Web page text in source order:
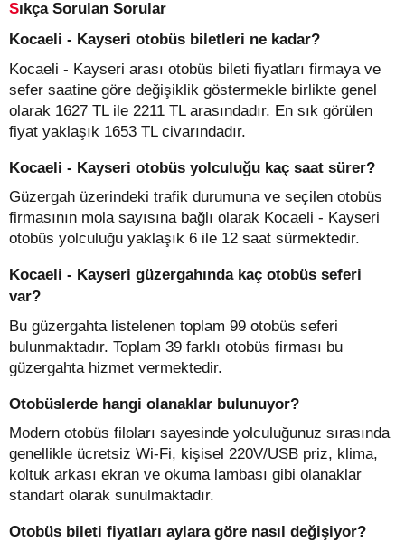
Sıkça Sorulan Sorular
Kocaeli - Kayseri otobüs biletleri ne kadar?
Kocaeli - Kayseri arası otobüs bileti fiyatları firmaya ve
sefer saatine göre değişiklik göstermekle birlikte genel
olarak 1627 TL ile 2211 TL arasındadır. En sık görülen
fiyat yaklaşık 1653 TL civarındadır.
Kocaeli - Kayseri otobüs yolculuğu kaç saat sürer?
Güzergah üzerindeki trafik durumuna ve seçilen otobüs
firmasının mola sayısına bağlı olarak Kocaeli - Kayseri
otobüs yolculuğu yaklaşık 6 ile 12 saat sürmektedir.
Kocaeli - Kayseri güzergahında kaç otobüs seferi
var?
Bu güzergahta listelenen toplam 99 otobüs seferi
bulunmaktadır. Toplam 39 farklı otobüs firması bu
güzergahta hizmet vermektedir.
Otobüslerde hangi olanaklar bulunuyor?
Modern otobüs filoları sayesinde yolculuğunuz sırasında
genellikle ücretsiz Wi-Fi, kişisel 220V/USB priz, klima,
koltuk arkası ekran ve okuma lambası gibi olanaklar
standart olarak sunulmaktadır.
Otobüs bileti fiyatları aylara göre nasıl değişiyor?